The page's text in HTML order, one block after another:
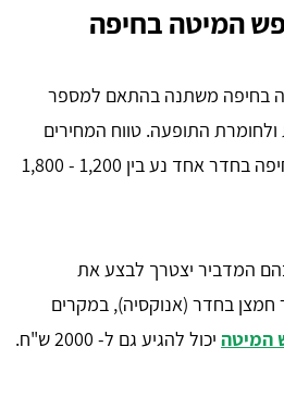
המיטה בחיפה
בחיפה משתנה בהתאם למספר
התופעה. טווח המחירים
להדברת פשפש המיטה בחיפה בחדר אחד נע בין 1,200 - 1,800
המדביר יצטרך לבצע את
בחדר (אנוקסיה), במקרים
המיטה יכול להגיע גם ל- 2000 ש"ח.